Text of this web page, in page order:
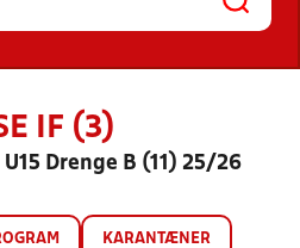
IF (3)
Drenge B (11) 25/26
KARANTÆNER